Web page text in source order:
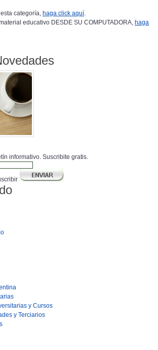
categoría, haga click aquí.
educativo DESDE SU COMPUTADORA, haga
informativo. Suscribite gratis.
y Cursos
y Terciarios